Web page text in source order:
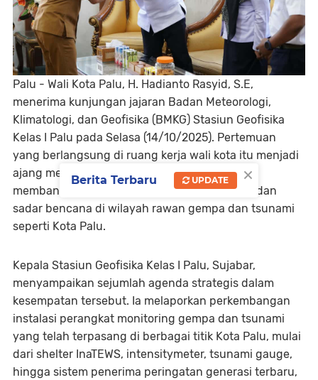
Palu - Wali Kota Palu, H. Hadianto Rasyid, S.E,
menerima kunjungan jajaran Badan Meteorologi,
Klimatologi, dan Geofisika (BMKG) Stasiun Geofisika
Kelas I Palu pada Selasa (14/10/2025). Pertemuan
yang berlangsung di ruang kerja wali kota itu menjadi
ajang memperkuat kolaborasi dalam upaya
membangun masyarakat yang lebih tangguh dan
sadar bencana di wilayah rawan gempa dan tsunami
seperti Kota Palu.
Kepala Stasiun Geofisika Kelas I Palu, Sujabar,
menyampaikan sejumlah agenda strategis dalam
kesempatan tersebut. Ia melaporkan perkembangan
instalasi perangkat monitoring gempa dan tsunami
yang telah terpasang di berbagai titik Kota Palu, mulai
dari shelter InaTEWS, intensitymeter, tsunami gauge,
hingga sistem penerima peringatan generasi terbaru,
×
Berita Terbaru UPDATE